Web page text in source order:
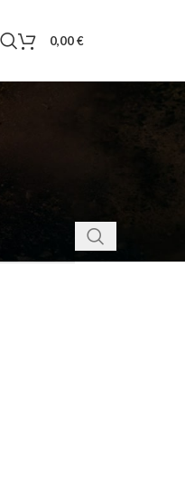
0,00€